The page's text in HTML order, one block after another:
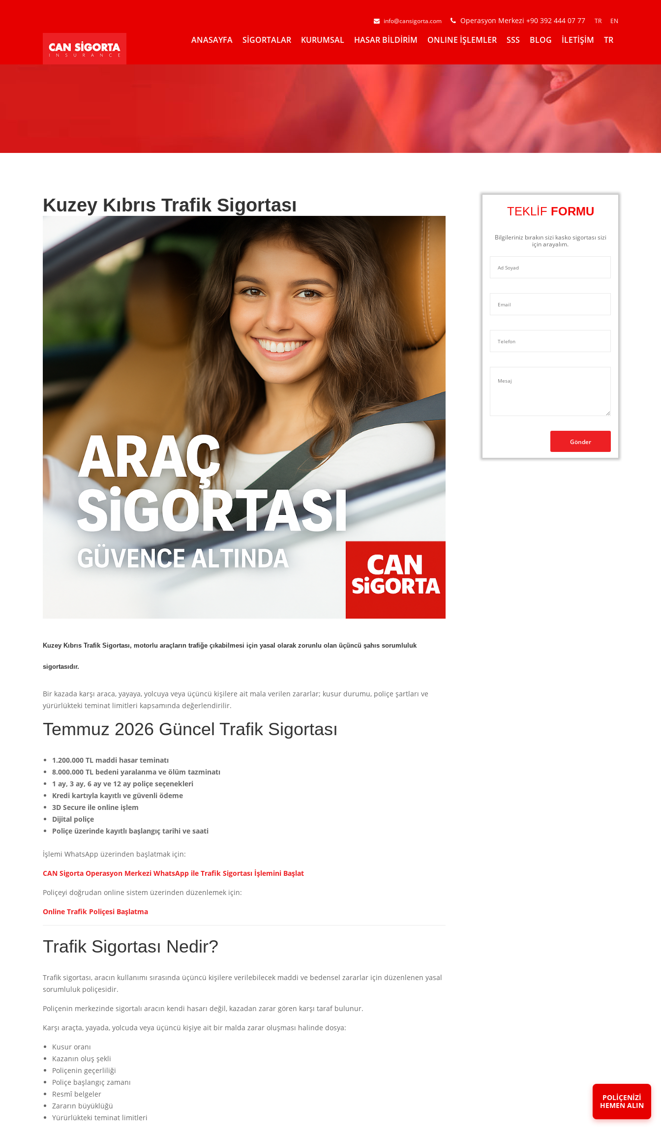
info@cansigorta.com Operasyon Merkezi +90 392 444 07 77 TR EN
ANASAYFA SİGORTALAR KURUMSAL HASAR BİLDİRİM ONLINE İŞLEMLER SSS BLOG İLETİŞİM TR
Kuzey Kıbrıs Trafik Sigortası
Kuzey Kıbrıs Trafik Sigortası, motorlu araçların trafiğe çıkabilmesi için yasal olarak zorunlu olan üçüncü şahıs sorumluluk
sigortasıdır.
Bir kazada karşı araca, yayaya, yolcuya veya üçüncü kişilere ait mala verilen zararlar; kusur durumu, poliçe şartları ve
yürürlükteki teminat limitleri kapsamında değerlendirilir.
Temmuz 2026 Güncel Trafik Sigortası
1.200.000 TL maddi hasar teminatı
8.000.000 TL bedeni yaralanma ve ölüm tazminatı
1 ay, 3 ay, 6 ay ve 12 ay poliçe seçenekleri
Kredi kartıyla kayıtlı ve güvenli ödeme
3D Secure ile online işlem
Dijital poliçe
Poliçe üzerinde kayıtlı başlangıç tarihi ve saati
İşlemi WhatsApp üzerinden başlatmak için:
CAN Sigorta Operasyon Merkezi WhatsApp ile Trafik Sigortası İşlemini Başlat
Poliçeyi doğrudan online sistem üzerinden düzenlemek için:
Online Trafik Poliçesi Başlatma
Trafik Sigortası Nedir?
Trafik sigortası, aracın kullanımı sırasında üçüncü kişilere verilebilecek maddi ve bedensel zararlar için düzenlenen yasal
sorumluluk poliçesidir.
Poliçenin merkezinde sigortalı aracın kendi hasarı değil, kazadan zarar gören karşı taraf bulunur.
Karşı araçta, yayada, yolcuda veya üçüncü kişiye ait bir malda zarar oluşması halinde dosya:
Kusur oranı
Kazanın oluş şekli
Poliçenin geçerliliği
Poliçe başlangıç zamanı
Resmî belgeler
Zararın büyüklüğü
Yürürlükteki teminat limitleri
TEKLİF FORMU
Bilgileriniz bırakın sizi kasko sigortası sizi
için arayalım.
POLİÇENİZİ
HEMEN ALIN